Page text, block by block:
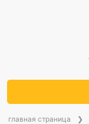
главная страница